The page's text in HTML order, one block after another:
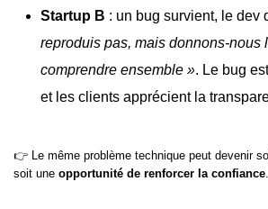
Startup B : un bug survient, le dev
reproduis pas, mais donnons-nous
comprendre ensemble ». Le bug
et les clients apprécient la
👉 Le même problème technique peut devenir
soit une opportunité de renforcer la confiance.